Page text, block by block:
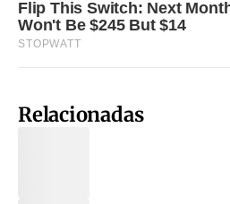
Relacionadas